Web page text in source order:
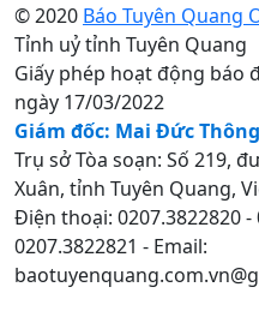
© 2020 Báo Tuyên Quang
Tỉnh uỷ tỉnh Tuyên Quang
Giấy phép hoạt động báo
ngày 17/03/2022
Giám đốc: Mai Đức Thông
Trụ sở Tòa soạn: Số 219,
Xuân, tỉnh Tuyên Quang,
Điện thoại: 0207.3822820 -
0207.3822821 - Email: